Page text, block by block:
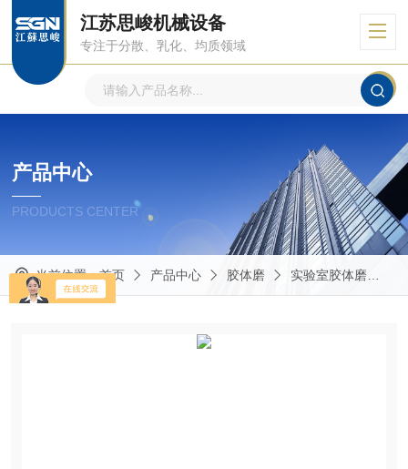
江苏思峻机械设备
专注于分散、乳化、均质领域
产品中心
PRODUCTS CENTER
当前位置：首页 产品中心 胶体磨 实验室胶体磨